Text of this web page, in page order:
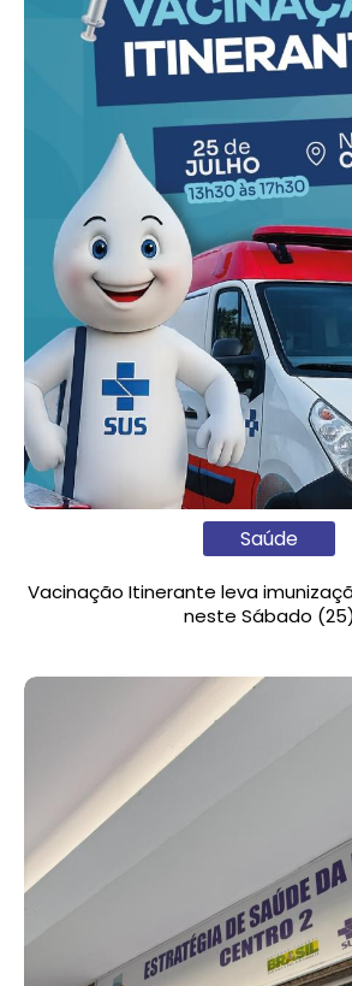
Saúde
Vacinação Itinerante leva
neste Sábado (25)